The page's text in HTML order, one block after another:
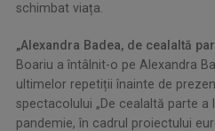
schimbat viața.
„Alexandra Badea, de cealaltă
Boariu a întâlnit-o pe Alexandra
ultimelor repetiții înainte de
spectacolului „De cealaltă parte a
pandemie, în cadrul proiectului